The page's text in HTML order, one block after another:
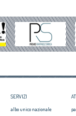
Assegnati premi
Giovane talento 2017
Equo compenso, il
Corte Europea dei
SERVIZI
albo unico nazionale